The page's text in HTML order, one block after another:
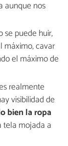
aunque nos
se puede huir,
máximo, cavar
el máximo de
realmente
visibilidad de
bien la ropa
tela mojada a